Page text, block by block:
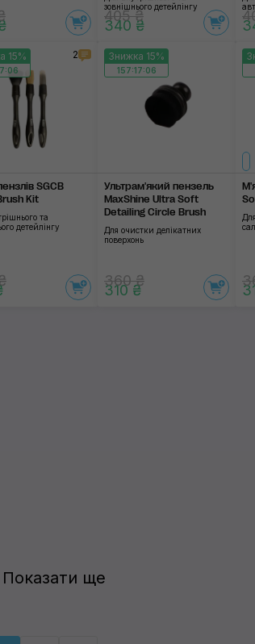
зовнішнього детейлінгу
405 ₴
340 ₴
15% 2
SGCB
Kit
та
детейлінгу
Знижка 15%
157:17:06
Ультрам'який пензель
MaxShine Ultra Soft
Detailing Circle Brush
Для очистки делікатних
поверхонь
360 ₴
310 ₴
Показати ще